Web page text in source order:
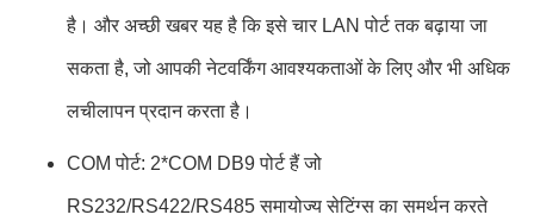
है। और अच्छी खबर यह है कि इसे चार LAN पोर्ट तक बढ़ाया जा
सकता है, जो आपकी नेटवर्किंग आवश्यकताओं के लिए और भी अधिक
लचीलापन प्रदान करता है।
COM पोर्ट: 2*COM DB9 पोर्ट हैं जो
RS232/RS422/RS485 समायोज्य सेटिंग्स का समर्थन करते